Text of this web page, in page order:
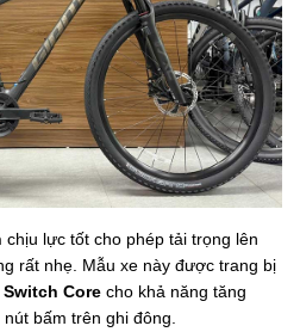
chịu lực tốt cho phép tải trọng lên
rất nhẹ. Mẫu xe này được trang bị
Core cho khả năng tăng
bấm trên ghi đông.